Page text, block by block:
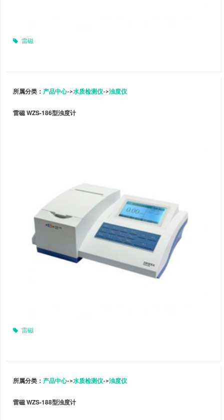
雷磁
所属分类： 产品中心->水质检测仪->浊度仪
雷磁 WZS-186型浊度计
雷磁
所属分类： 产品中心->水质检测仪->浊度仪
雷磁 WZS-188型浊度计